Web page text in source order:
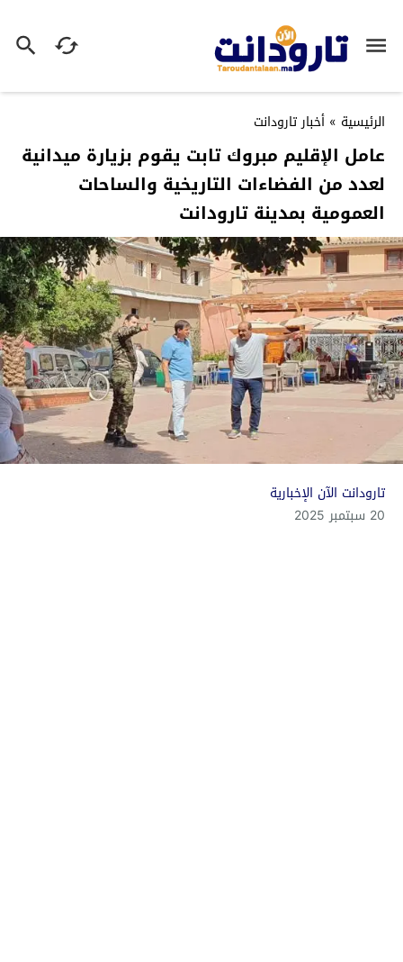
الرئيسية » أخبار تارودانت
عامل الإقليم مبروك تابت يقوم بزيارة ميدانية
لعدد من الفضاءات التاريخية والساحات
العمومية بمدينة تارودانت
تارودانت الآن الإخبارية
20 سبتمبر 2025